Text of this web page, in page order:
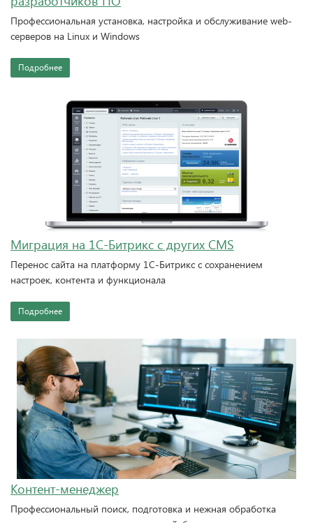
Профессиональная установка, настройка и обслуживание web-
серверов на Linux и Windows
Подробнее
Миграция на 1С-Битрикс с других CMS
Перенос сайта на платформу 1С-Битрикс с сохранением
настроек, контента и функционала
Подробнее
Контент-менеджер
Профессиональный поиск, подготовка и нежная обработка